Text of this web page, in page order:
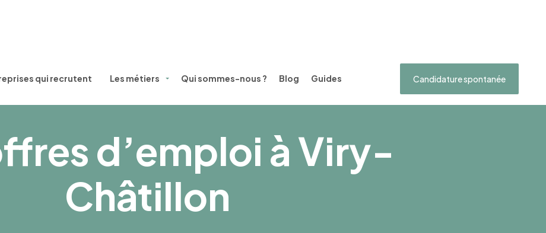
qui recrutent Les métiers Qui sommes-nous ? Blog Guides Candidature spontanée
d’emploi à Viry-
Châtillon